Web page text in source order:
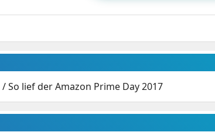
/So lief der Amazon Prime Day 2017